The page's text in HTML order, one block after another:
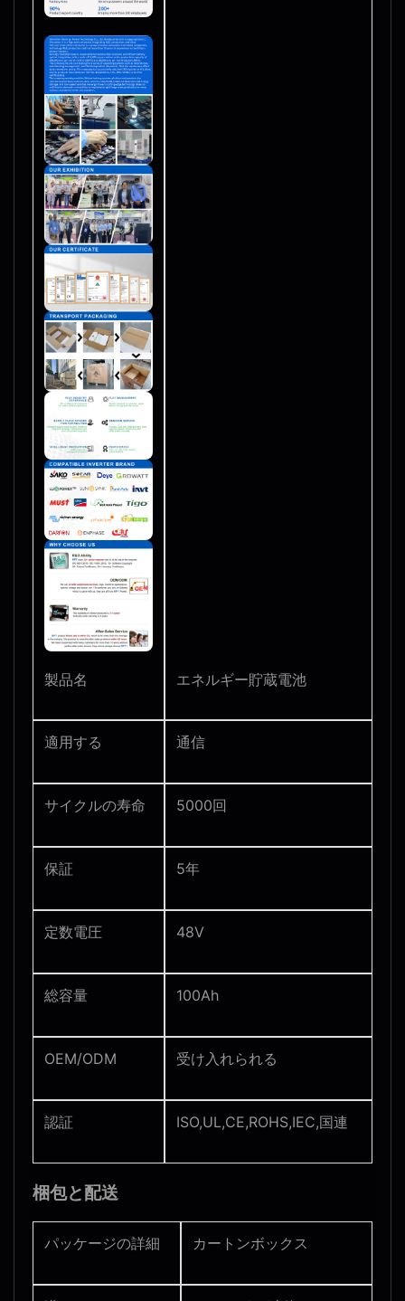
製品名 エネルギー貯蔵電池
適用する 通信
サイクルの寿命 5000回
保証 5年
定数電圧 48V
総容量 100Ah
OEM/ODM 受け入れられる
認証 ISO,UL,CE,ROHS,IEC,国連
梱包と配送
パッケージの詳細 カートンボックス